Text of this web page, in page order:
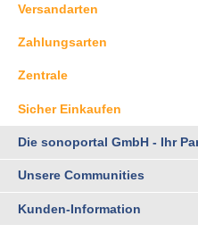
Zentrale
Sicher Einkaufen
Versandarten
Zahlungsarten
Die sonoportal GmbH - Ihr
Unsere Communities
Kunden-Information